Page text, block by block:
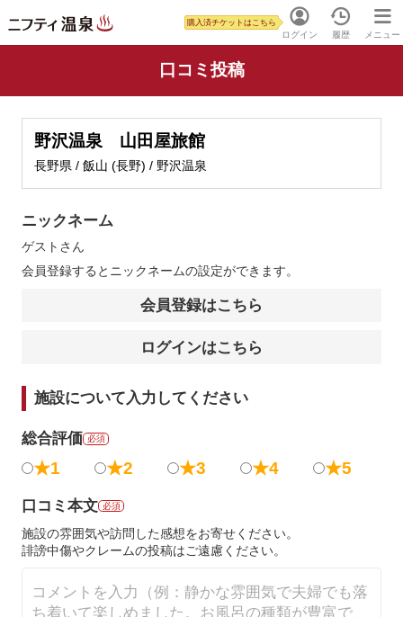
ログイン
購入済チケットはこちら
履歴 メニュー
口コミ投稿
野沢温泉 山田屋旅館
長野県 / 飯山 (長野) / 野沢温泉
ニックネーム
ゲスト さん
会員登録するとニックネームの設定ができます。
会員登録はこちら
ログインはこちら
施設について入力してください
総合評価 必須
★1 ★2 ★3 ★4 ★5
口コミ本文 必須
施設の雰囲気や訪問した感想をお寄せください。
誹謗中傷やクレームの投稿はご遠慮ください。